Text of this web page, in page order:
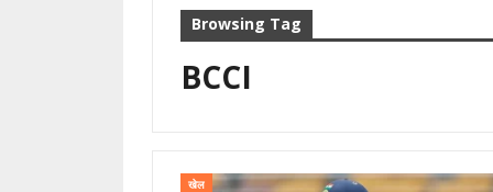
Browsing Tag
BCCI
खेल